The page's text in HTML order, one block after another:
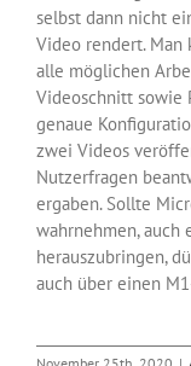
selbst dann nicht
Video rendert. Man
alle möglichen
Videoschnitt sowie
genaue
zwei Videos
Nutzerfragen
ergaben. Sollte
wahrnehmen, auch
herauszubringen,
auch über einen